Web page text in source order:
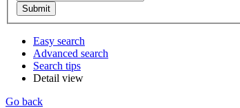
Easy search
Advanced search
Search tips
Detail view
Go back